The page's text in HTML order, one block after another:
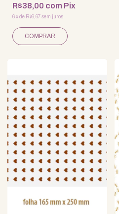
R$38,00 com Pix
6xde R$6,67 sem juros